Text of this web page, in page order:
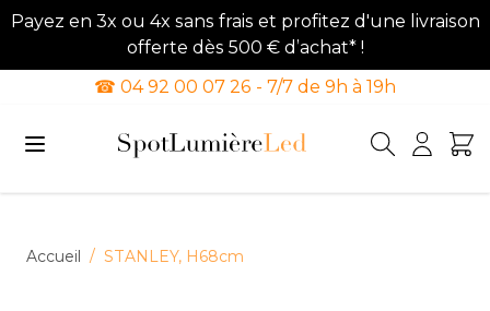
Payez en 3x ou 4x sans frais et profitez d'une livraison
offerte dès 500 € d’achat* !
☎ 04 92 00 07 26 - 7/7 de 9h à 19h
Accueil / STANLEY, H68cm